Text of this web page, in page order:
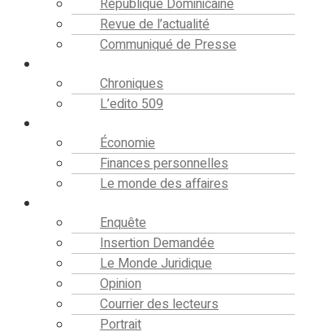
République Dominicaine
Revue de l’actualité
Communiqué de Presse
Chroniques
L’edito 509
Économie
Finances personnelles
Le monde des affaires
Enquête
Insertion Demandée
Le Monde Juridique
Opinion
Courrier des lecteurs
Portrait